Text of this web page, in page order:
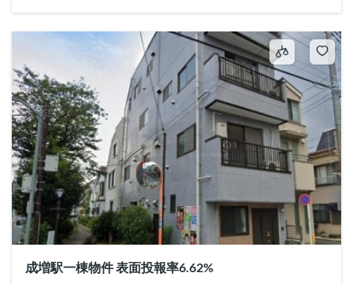
成増駅一棟物件 表面投報率6.62%